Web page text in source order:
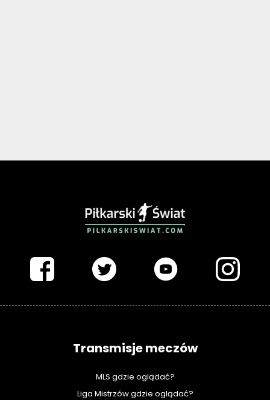
Transmisje meczów
MLS gdzie oglądać?
Liga Mistrzów gdzie oglądać?